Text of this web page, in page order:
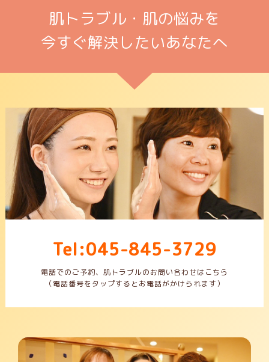
肌トラブル・肌の悩みを
今すぐ解決したいあなたへ
Tel:045-845-3729
電話でのご予約、肌トラブルのお問い合わせはこちら
（電話番号をタップするとお電話がかけられます）